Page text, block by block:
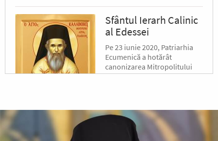
Sfântul Ierarh Calinic
al Edessei
Pe 23 iunie 2020, Patriarhia
Ecumenică a hotărât
canonizarea Mitropolitului
Calinic al Edessei, Pellei și
Sfântul Ierarh Emilian